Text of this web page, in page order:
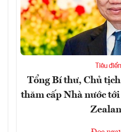
Tiêu
Tổng Bí thư, Chủ
thăm cấp Nhà nước